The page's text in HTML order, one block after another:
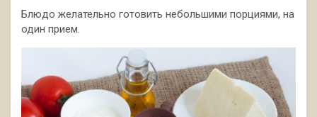
Блюдо желательно готовить небольшими порциями, на
один прием.